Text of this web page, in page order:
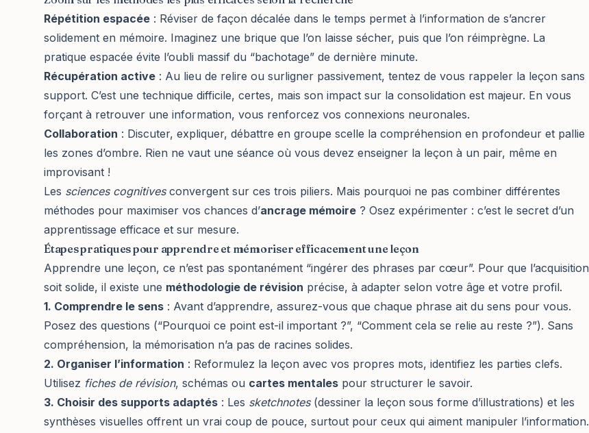
Répétition espacée : Réviser de façon décalée dans le temps permet à l’information de s’ancrer
solidement en mémoire. Imaginez une brique que l’on laisse sécher, puis que l’on réimprègne. La
pratique espacée évite l’oubli massif du “bachotage” de dernière minute.
Récupération active : Au lieu de relire ou surligner passivement, tentez de vous rappeler la leçon sans
support. C’est une technique difficile, certes, mais son impact sur la consolidation est majeur. En vous
forçant à retrouver une information, vous renforcez vos connexions neuronales.
Collaboration : Discuter, expliquer, débattre en groupe scelle la compréhension en profondeur et pallie
les zones d’ombre. Rien ne vaut une séance où vous devez enseigner la leçon à un pair, même en
improvisant !
Les sciences cognitivesconvergent sur ces trois piliers. Mais pourquoi ne pas combiner différentes
méthodes pour maximiser vos chances d’ancrage mémoire ? Osez expérimenter : c’est le secret d’un
apprentissage efficace et sur mesure.
Étapes pratiques pour apprendre et mémoriser efficacement une leçon
Apprendre une leçon, ce n’est pas spontanément “ingérer des phrases par cœur”. Pour que l’acquisition
soit solide, il existe une méthodologie de révision précise, à adapter selon votre âge et votre profil.
1. Comprendre le sens : Avant d’apprendre, assurez-vous que chaque phrase ait du sens pour vous.
Posez des questions (“Pourquoi ce point est-il important ?”, “Comment cela se relie au reste ?”). Sans
compréhension, la mémorisation n’a pas de racines solides.
2. Organiser l’information : Reformulez la leçon avec vos propres mots, identifiez les parties clefs.
Utilisez fiches de révision, schémas ou cartes mentales pour structurer le savoir.
3. Choisir des supports adaptés : Les sketchnotes(dessiner la leçon sous forme d’illustrations) et les
synthèses visuelles offrent un vrai coup de pouce, surtout pour ceux qui aiment manipuler l’information.